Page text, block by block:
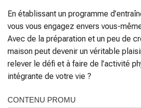
En établissant un programme
vous vous engagez envers vous-
Avec de la préparation et un peu de
maison peut devenir un véritable
relever le défi et à faire de l’activité
intégrante de votre vie ?